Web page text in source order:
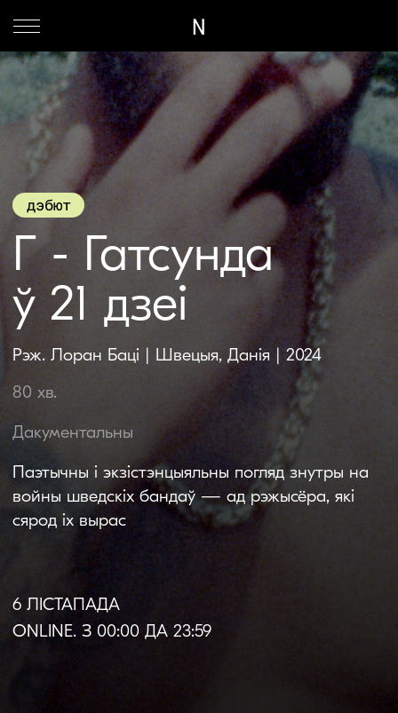
Г - Гатсунда
ў 21 дзеі
Рэж. Лоран Баці | Швецыя, Данія | 2024
дэбют
Паэтычны і экзістэнцыяльны погляд знутры на
войны шведскіх бандаў — ад рэжысёра, які
сярод іх вырас
Дакументальны
6 ЛІСТАПАДА
ONLINE. З 00:00 ДА 23:59
Пра фільм